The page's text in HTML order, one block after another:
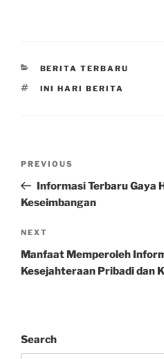
CATEGORIES
BERITA TERBARU
TAGS
INI HARI BERITA
Previous
Post
PREVIOUS
Informasi Terbaru Gaya
Keseimbangan
Next
Post
NEXT
Manfaat Memperoleh
Kesejahteraan Pribadi dan
Search